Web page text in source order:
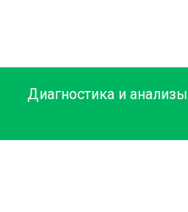
Диагностика и анализы